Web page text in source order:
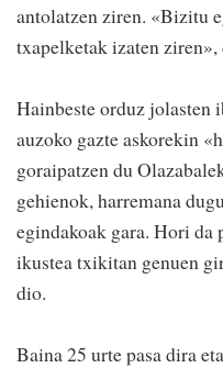
antolatzen ziren. «Bizitu
txapelketak izaten ziren»,
Hainbeste orduz jolasten
auzoko gazte askorekin
goraipatzen du
gehienok, harremana
egindakoak gara. Hori da
ikustea txikitan genuen
dio.
Baina 25 urte pasa dira